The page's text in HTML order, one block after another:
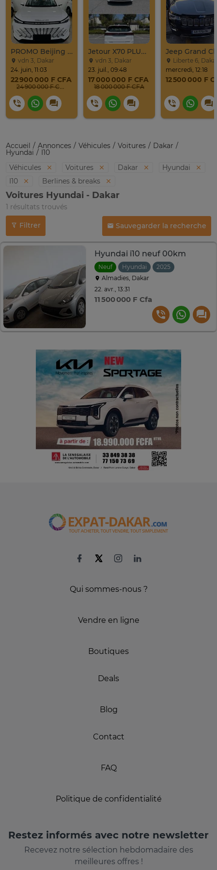
PROMO Beijing X7 / 2025
vdn 3, Dakar
24. juin, 11:03
22 900 000 F CFA
24 900 000 F CFA
Jetour X70 PLUS 2024
vdn 3, Dakar
23. juil., 09:48
17 000 000 F CFA
18 000 000 F CFA
Liberte 6,
mercredi, 12:18
12 500 000 F
Accueil Annonces Véhicules Voitures Dakar
Hyundai
I10
Véhicules
Voitures Dakar
Hyundai
I10
Berlines & breaks
Voitures Hyundai - Dakar
1 résultats trouvés
Filtrer Sauvegarder la recherche
Hyundai i10 neuf 00km
Neuf Hyundai
2025
Almadies, Dakar
22. avr., 13:31
11 500 000 F Cfa
Qui sommes-nous ?
Vendre en ligne
Boutiques
Deals
Blog
Contact
FAQ
Politique de confidentialité
Restez informés avec notre newsletter
Recevez notre sélection hebdomadaire des
meilleures offres !